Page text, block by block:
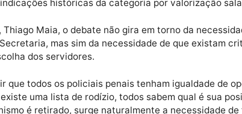
previsibilidade e igualdade de oportunidades
duração média de 15 dias e representam uma
no orçamento familiar dos servidores,
históricas da categoria por